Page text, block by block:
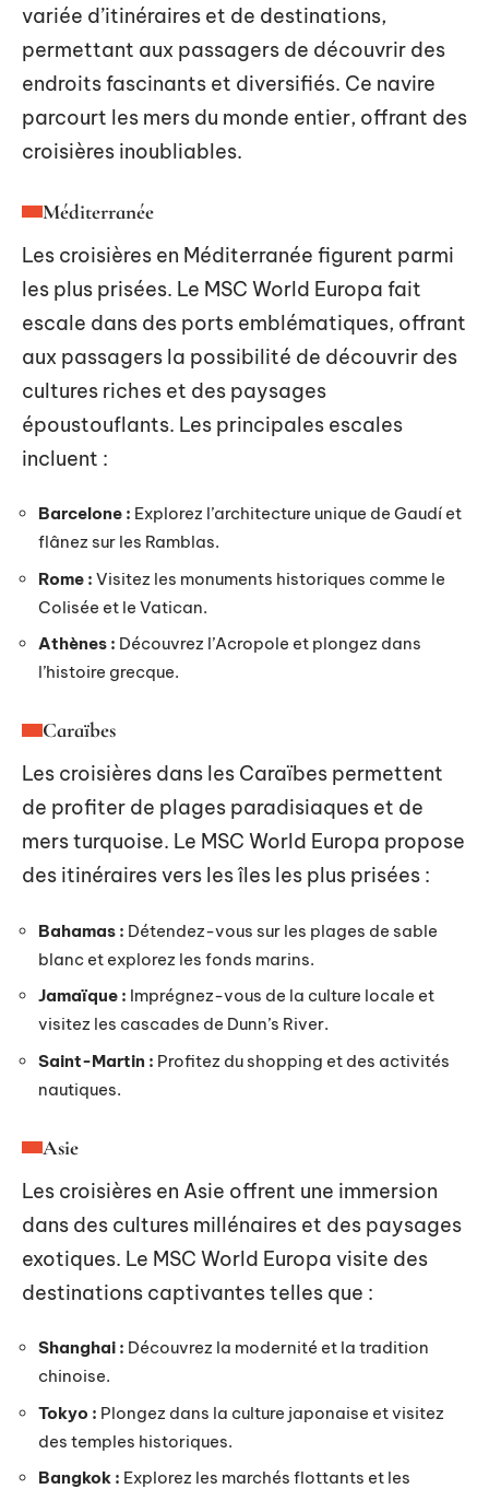
variée d’itinéraires et de destinations,
permettant aux passagers de découvrir des
endroits fascinants et diversifiés. Ce navire
parcourt les mers du monde entier, offrant des
croisières inoubliables.
Méditerranée
Les croisières en Méditerranée figurent parmi
les plus prisées. Le MSC World Europa fait
escale dans des ports emblématiques, offrant
aux passagers la possibilité de découvrir des
cultures riches et des paysages
époustouflants. Les principales escales
incluent :
Barcelone : Explorez l’architecture unique de Gaudí et
flânez sur les Ramblas.
Rome : Visitez les monuments historiques comme le
Colisée et le Vatican.
Athènes : Découvrez l’Acropole et plongez dans
l’histoire grecque.
Caraïbes
Les croisières dans les Caraïbes permettent
de profiter de plages paradisiaques et de
mers turquoise. Le MSC World Europa propose
des itinéraires vers les îles les plus prisées :
Bahamas : Détendez-vous sur les plages de sable
blanc et explorez les fonds marins.
Jamaïque : Imprégnez-vous de la culture locale et
visitez les cascades de Dunn’s River.
Saint-Martin : Profitez du shopping et des activités
nautiques.
Asie
Les croisières en Asie offrent une immersion
dans des cultures millénaires et des paysages
exotiques. Le MSC World Europa visite des
destinations captivantes telles que :
Shanghai : Découvrez la modernité et la tradition
chinoise.
Tokyo : Plongez dans la culture japonaise et visitez
des temples historiques.
Bangkok : Explorez les marchés flottants et les